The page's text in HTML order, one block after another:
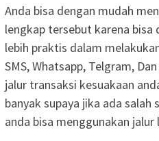
Anda bisa dengan mudah
lengkap tersebut karena bisa
lebih praktis dalam
SMS, Whatsapp, Telgram,
jalur transaksi kesuakaan
banyak supaya jika ada
anda bisa menggunakan jalur